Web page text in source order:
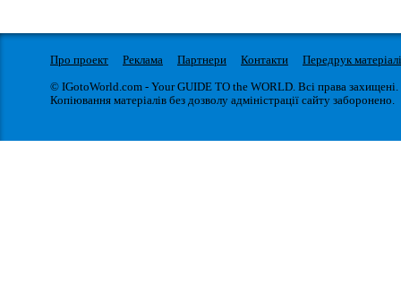
Про проект Реклама Партнери Контакти
Передрук
© IGotoWorld.com - Your GUIDE TO the WORLD. Всі права захищені.
Копіювання матеріалів без дозволу адміністрації сайту заборонено.